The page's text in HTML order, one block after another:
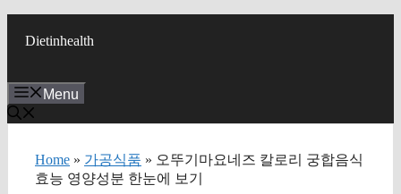
Dietinhealth
Menu
Home » 가공식품 » 오뚜기마요네즈 칼로리 궁합음식
효능 영양성분 한눈에 보기